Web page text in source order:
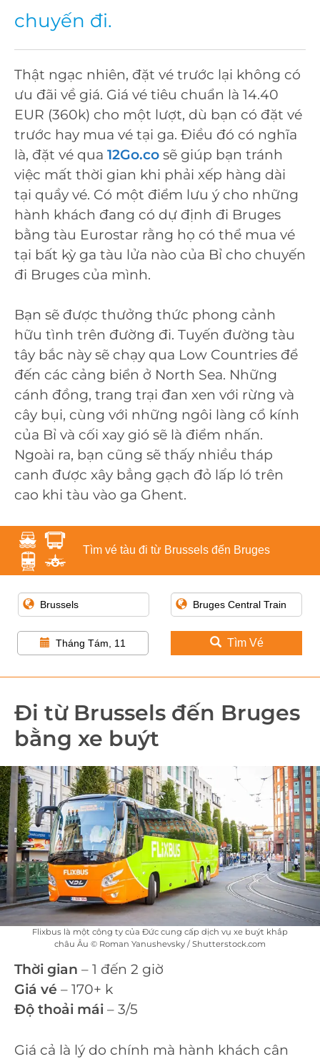
chuyến đi.
Thật ngạc nhiên, đặt vé trước lại không có
ưu đãi về giá. Giá vé tiêu chuẩn là 14.40
EUR (360k) cho một lượt, dù bạn có đặt vé
trước hay mua vé tại ga. Điều đó có nghĩa
là, đặt vé qua 12Go.co sẽ giúp bạn tránh
việc mất thời gian khi phải xếp hàng dài
tại quầy vé. Có một điểm lưu ý cho những
hành khách đang có dự định đi Bruges
bằng tàu Eurostar rằng họ có thể mua vé
tại bất kỳ ga tàu lửa nào của Bỉ cho chuyến
đi Bruges của mình.
Bạn sẽ được thưởng thức phong cảnh
hữu tình trên đường đi. Tuyến đường tàu
tây bắc này sẽ chạy qua Low Countries để
đến các cảng biển ở North Sea. Những
cánh đồng, trang trại đan xen với rừng và
cây bụi, cùng với những ngôi làng cổ kính
của Bỉ và cối xay gió sẽ là điểm nhấn.
Ngoài ra, bạn cũng sẽ thấy nhiều tháp
canh được xây bẳng gạch đỏ lấp ló trên
cao khi tàu vào ga Ghent.
Tìm vé tàu đi từ Brussels đến Bruges
Tháng Tám, 11 Tìm Vé
Đi từ Brussels đến Bruges
bằng xe buýt
Flixbus là một công ty của Đức cung cấp dịch vụ xe buýt khắp
châu Âu © Roman Yanushevsky / Shutterstock.com
Thời gian – 1 đến 2 giờ
Giá vé – 170+ k
Độ thoải mái – 3/5
Giá cả là lý do chính mà hành khách cân